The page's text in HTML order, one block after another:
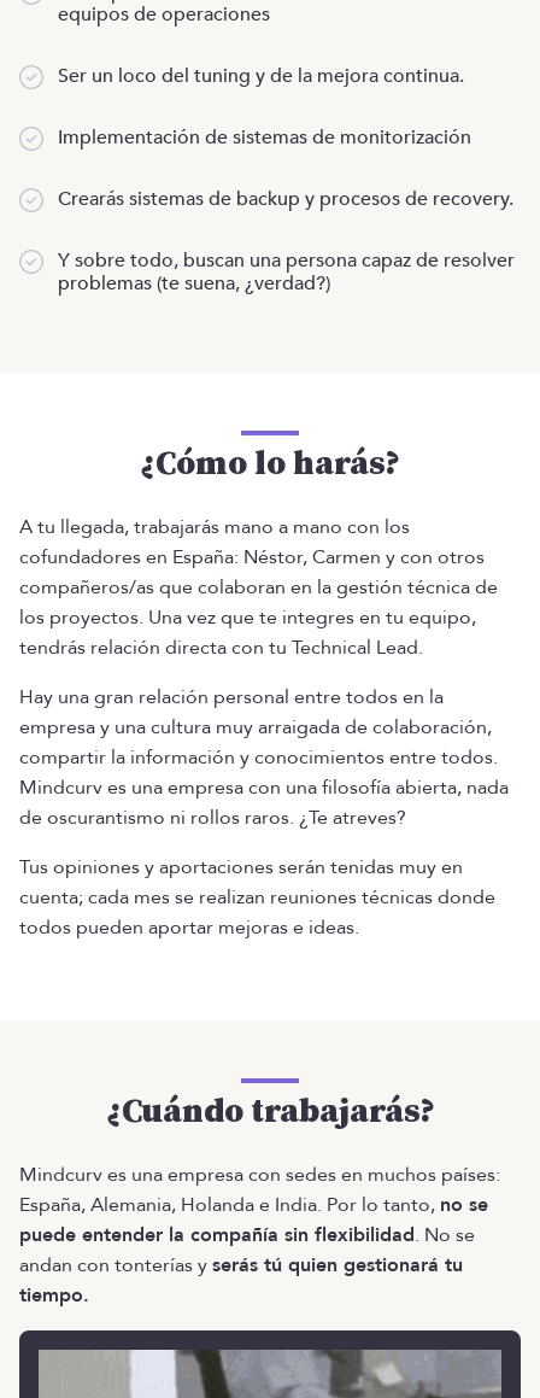
equipos de operaciones
Ser un loco del tuning y de la mejora continua.
Implementación de sistemas de monitorización
Crearás sistemas de backup y procesos de recovery.
Y sobre todo, buscan una persona capaz de resolver
problemas (te suena, ¿verdad?)
¿Cómo lo harás?
A tu llegada, trabajarás mano a mano con los
cofundadores en España: Néstor, Carmen y con otros
compañeros/as que colaboran en la gestión técnica de
los proyectos. Una vez que te integres en tu equipo,
tendrás relación directa con tu Technical Lead.
Hay una gran relación personal entre todos en la
empresa y una cultura muy arraigada de colaboración,
compartir la información y conocimientos entre todos.
Mindcurv es una empresa con una filosofía abierta, nada
de oscurantismo ni rollos raros. ¿Te atreves?
Tus opiniones y aportaciones serán tenidas muy en
cuenta; cada mes se realizan reuniones técnicas donde
todos pueden aportar mejoras e ideas.
¿Cuándo trabajarás?
Mindcurv es una empresa con sedes en muchos países:
España, Alemania, Holanda e India. Por lo tanto, no se
puede entender la compañía sin flexibilidad. No se
andan con tonterías yserás tú quien gestionará tu
tiempo.